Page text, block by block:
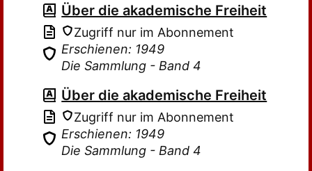
Über die akademische Freiheit
Zugriff nur im Abonnement
Erschienen: 1949
Die Sammlung - Band 4
Über die akademische Freiheit
Zugriff nur im Abonnement
Erschienen: 1949
Die Sammlung - Band 4